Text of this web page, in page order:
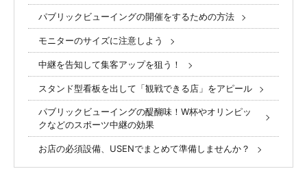
パブリックビューイングの開催をするための方法
モニターのサイズに注意しよう
中継を告知して集客アップを狙う！
スタンド型看板を出して「観戦できる店」をアピール
パブリックビューイングの醍醐味！W杯やオリンピッ
クなどのスポーツ中継の効果
お店の必須設備、USENでまとめて準備しませんか？